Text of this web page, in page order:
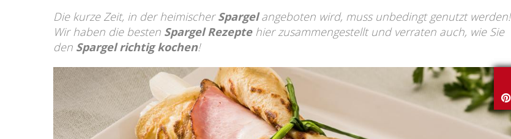
Die kurze Zeit, in der heimischerSpargelangeboten wird, muss unbedingt genutzt werden!
Wir haben die besten Spargel Rezeptehier zusammengestellt und verraten auch, wie Sie
den Spargel richtig kochen!